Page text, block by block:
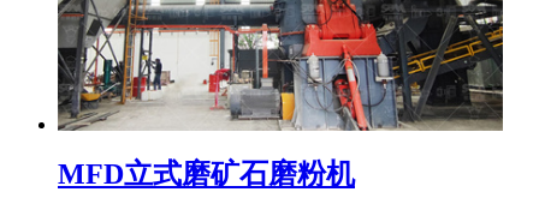
MFD立式磨矿石磨粉机